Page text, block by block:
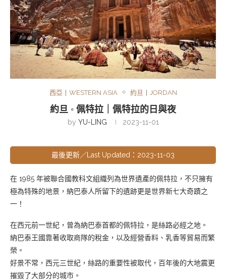
西亞丨WESTERN ASIA 約旦丨JORDAN
約旦 ◦ 佩特拉｜佩特拉的日與夜
by YU-LING 2023-11-01
最後更新／Last Updated：2023-11-03
在 1985 年被聯合國教科文組織列為世界遺產的佩特拉，不只擁有
極為特殊的地景，納巴泰人所留下的遺跡更是世界新七大奇蹟之
一！
在西元前一世紀，曾為納巴泰首都的佩特拉，是絲路必經之地。
納巴泰王國靠著收取商隊的稅金，以及經營香料、乳香等貿易而繁
榮。
好景不常，西元三世紀，絲路的重要性被取代，百年後的大地震更
摧毀了大部分的城市。